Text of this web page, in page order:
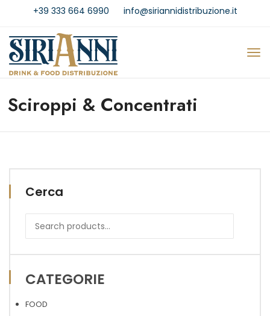
+39 333 664 6990 info@siriannidistribuzione.it
Sciroppi & Concentrati
Cerca
CATEGORIE
FOOD